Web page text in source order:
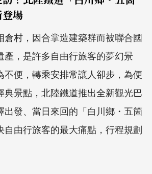
場
倉村，因合掌造建築群而被聯合國
產，是許多自由行旅客的夢幻景
不便，轉乘安排常讓人卻步，為便
典景點，北陸鐵道推出全新觀光巴
出發、當日來回的「白川鄉・五箇
自由行旅客的最大痛點，行程規劃